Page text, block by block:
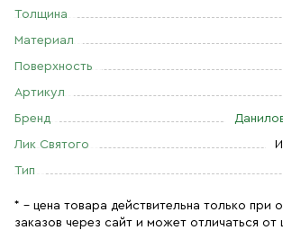
Толщина
Материал
Поверхность
Артикул
Бренд
Лик Святого
Тип
* – цена товара действительна только при
заказов через сайт и может отличаться от